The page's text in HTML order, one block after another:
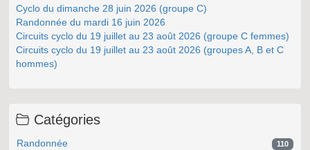
Cyclo du dimanche 28 juin 2026 (groupe C)
Randonnée du mardi 16 juin 2026
Circuits cyclo du 19 juillet au 23 août 2026 (groupe C femmes)
Circuits cyclo du 19 juillet au 23 août 2026 (groupes A, B et C
hommes)
Catégories
Randonnée 110